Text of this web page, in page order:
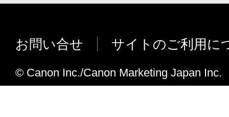
お問い合せ サイトのご利用に
© Canon Inc./Canon Marketing Japan Inc.